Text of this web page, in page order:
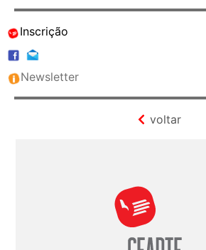
Inscrição
Newsletter
voltar